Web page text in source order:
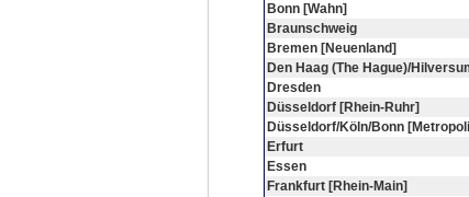
Bonn [Wahn]
Braunschweig
Bremen [Neuenland]
Den Haag (The Hague)/
Dresden
Düsseldorf [Rhein-Ruhr]
Düsseldorf/Köln/Bonn
Erfurt
Essen
Frankfurt [Rhein-Main]